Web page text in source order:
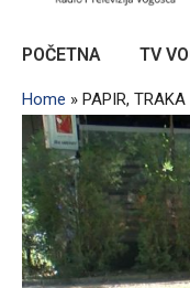
RADIO
POČETNA TV
Home » PAPIR,